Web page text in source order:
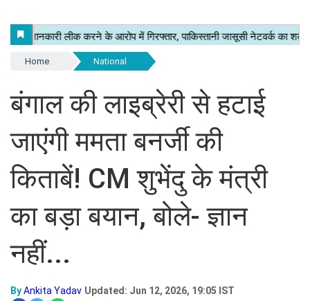
Home National
बंगाल की लाइब्रेरी से हटाई
जाएंगी ममता बनर्जी की
किताबें! CM शुभेंदु के मंत्री
का बड़ा बयान, बोले- ज्ञान
नहीं...
ByAnkita Yadav Updated: Jun 12, 2026, 19:05 IST